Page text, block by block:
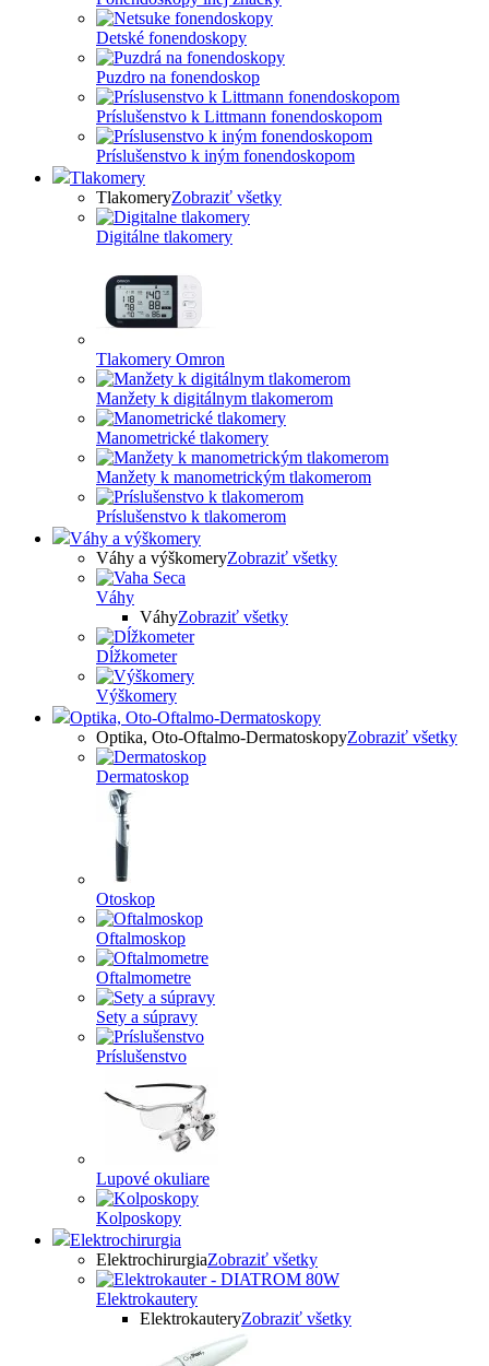
Detské fonendoskopy
Puzdro na fonendoskop
Príslušenstvo k Littmann fonendoskopom
Príslušenstvo k iným fonendoskopom
Tlakomery
TlakomeryZobraziť všetky
Digitálne tlakomery
Tlakomery Omron
Manžety k digitálnym tlakomerom
Manometrické tlakomery
Manžety k manometrickým tlakomerom
Príslušenstvo k tlakomerom
Váhy a výškomery
Váhy a výškomeryZobraziť všetky
Váhy
VáhyZobraziť všetky
Dĺžkometer
Výškomery
Optika, Oto-Oftalmo-Dermatoskopy
Optika, Oto-Oftalmo-DermatoskopyZobraziť všetky
Dermatoskop
Otoskop
Oftalmoskop
Oftalmometre
Sety a súpravy
Príslušenstvo
Lupové okuliare
Kolposkopy
Elektrochirurgia
ElektrochirurgiaZobraziť všetky
Elektrokautery
ElektrokauteryZobraziť všetky